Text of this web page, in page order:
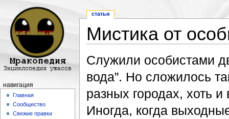
Мистика от
Служили особистами
вода”. Но сложилось
разных городах, хоть
Иногда, когда
статья
навигация
Главная
Сообщество
Свежие правки